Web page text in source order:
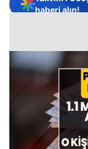
haberi alın!